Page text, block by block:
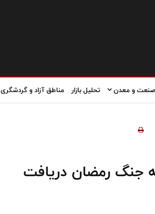
صنعت و معدن تحلیل بازار مناطق آزاد و گردشگری
وام ودیعه جنگ رمضان دریافت